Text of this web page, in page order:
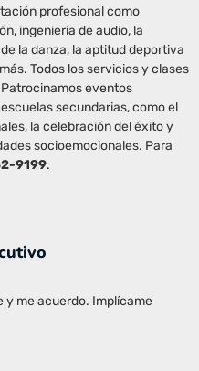
profesional como
ingeniería de audio, la
la danza, la aptitud deportiva
Todos los servicios y clases
eventos
secundarias, como el
la celebración del éxito y
socioemocionales. Para
9199.
y me acuerdo. Implícame